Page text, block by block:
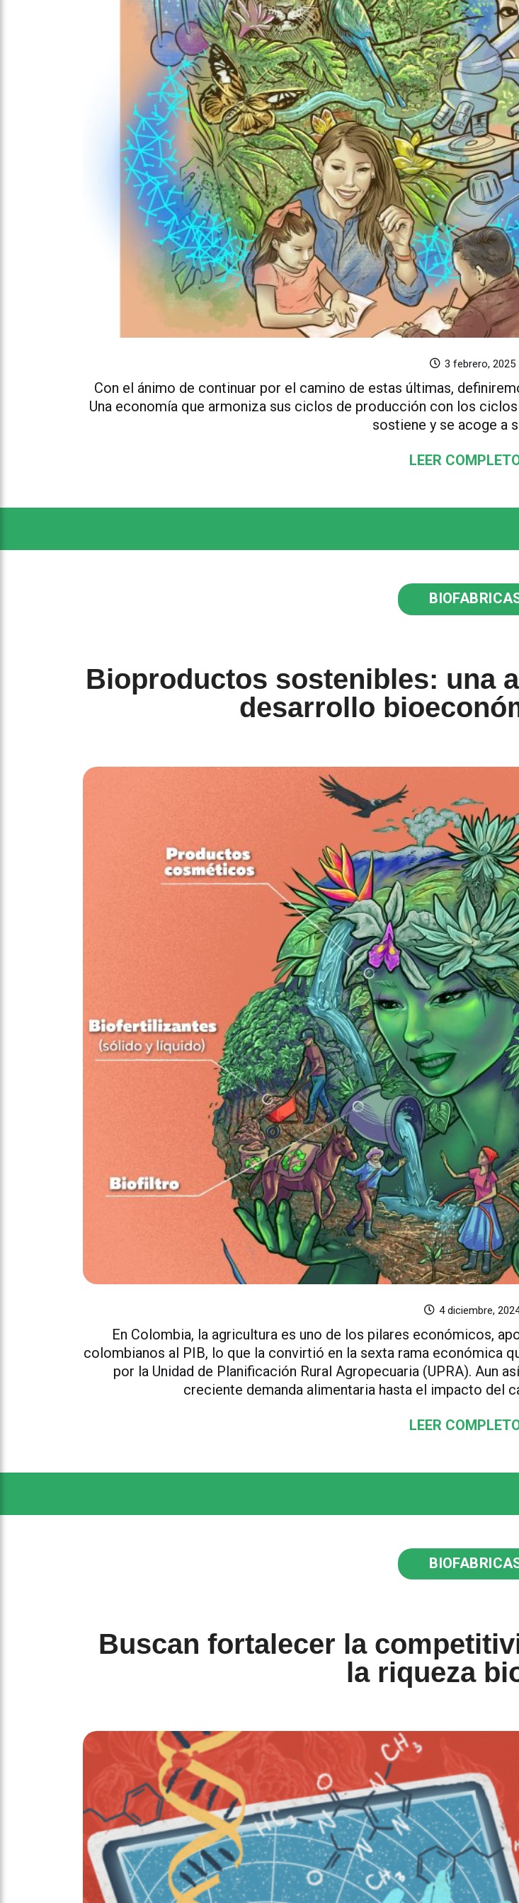
3 febrero, 2025
Con el ánimo de continuar por el camino de estas últimas,
Una economía que armoniza sus ciclos de producción con los
sostiene y se acoge a
LEER
Bioproductos sostenibles: una
desarrollo
4 diciembre,
En Colombia, la agricultura es uno de los pilares económicos,
colombianos al PIB, lo que la convirtió en la sexta rama económica
por la Unidad de Planificación Rural Agropecuaria (UPRA). Aun
creciente demanda alimentaria hasta el impacto del
LEER
Buscan fortalecer la
la riqueza